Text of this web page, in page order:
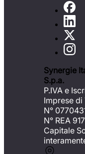
Synergie
S.p.a.
P.IVA e
Imprese di
N°
N° REA
Capitale